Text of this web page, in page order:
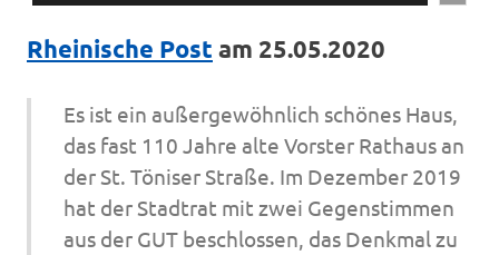
Rheinische Post am 25.05.2020
Es ist ein außergewöhnlich schönes Haus,
das fast 110 Jahre alte Vorster Rathaus an
der St. Töniser Straße. Im Dezember 2019
hat der Stadtrat mit zwei Gegenstimmen
aus der GUT beschlossen, das Denkmal zu